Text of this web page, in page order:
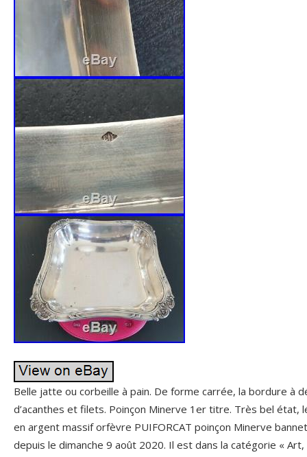
Belle jatte ou corbeille à pain. De forme carrée, la bordure à
d’acanthes et filets. Poinçon Minerve 1er titre. Très bel état,
en argent massif orfèvre PUIFORCAT poinçon Minerve
depuis le dimanche 9 août 2020. Il est dans la catégorie «